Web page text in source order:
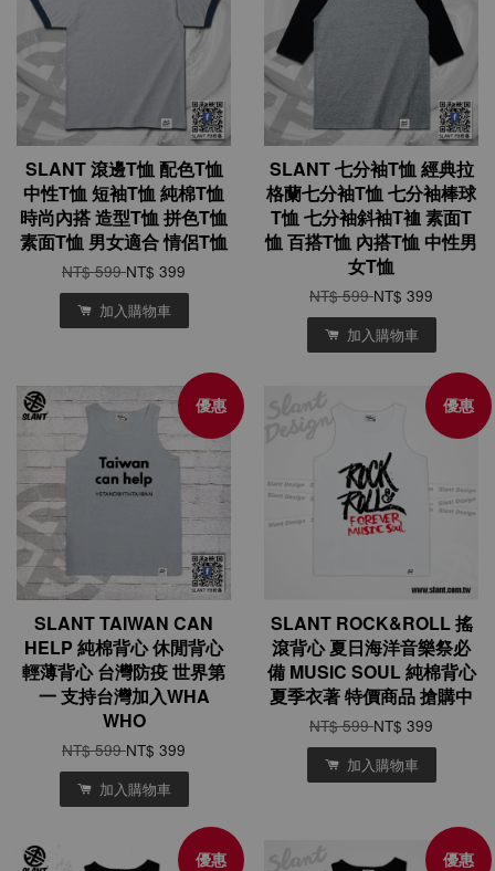
SLANT 滾邊T恤 配色T恤
中性T恤 短袖T恤 純棉T恤
時尚內搭 造型T恤 拼色T恤
素面T恤 男女適合 情侶T恤
NT$ 599NT$ 399
加入購物車
SLANT 七分袖T恤 經典拉
格蘭七分袖T恤 七分袖棒球
T恤 七分袖斜袖T裇 素面T
恤 百搭T恤 內搭T恤 中性男
女T恤
NT$ 599NT$ 399
加入購物車
優惠
SLANT TAIWAN CAN
HELP 純棉背心 休閒背心
輕薄背心 台灣防疫 世界第
一 支持台灣加入WHA
WHO
NT$ 599NT$ 399
加入購物車
優惠
SLANT ROCK&ROLL 搖
滾背心 夏日海洋音樂祭必
備 MUSIC SOUL 純棉背心
夏季衣著 特價商品 搶購中
NT$ 599NT$ 399
加入購物車
優惠 優惠